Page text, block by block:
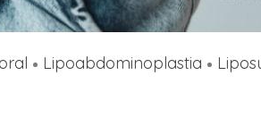
Lipoabdominoplastia